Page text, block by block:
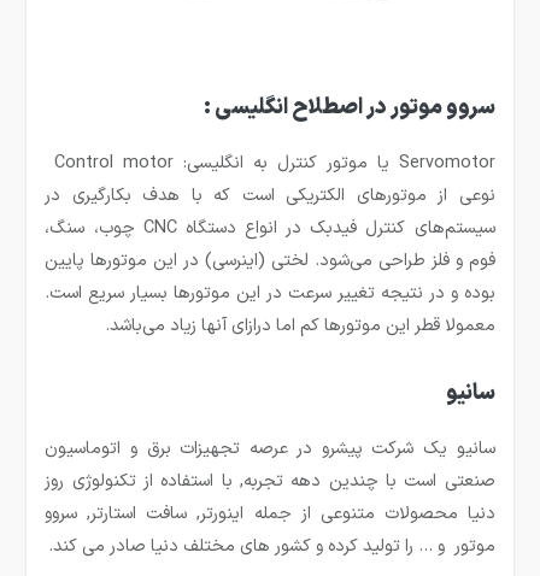
سروو موتور در اصطلاح انگلیسی :
Servomotor یا موتور کنترل به انگلیسی: Control motor
نوعی از موتورهای الکتریکی است که با هدف بکارگیری در
سیستم‌های کنترل فیدبک در انواع دستگاه CNC چوب، سنگ،
فوم و فلز طراحی می‌شود. لختی (اینرسی) در این موتورها پایین
بوده و در نتیجه تغییر سرعت در این موتورها بسیار سریع است.
معمولا قطر این موتورها کم اما درازای آنها زیاد می‌باشد.
سانیو
سانیو یک شرکت پیشرو در عرصه تجهیزات برق و اتوماسیون
صنعتی است با چندین دهه تجربه, با استفاده از تکنولوژی روز
دنیا محصولات متنوعی از جمله اینورتر, سافت استارتر, سروو
موتور و … را تولید کرده و کشور های مختلف دنیا صادر می کند.